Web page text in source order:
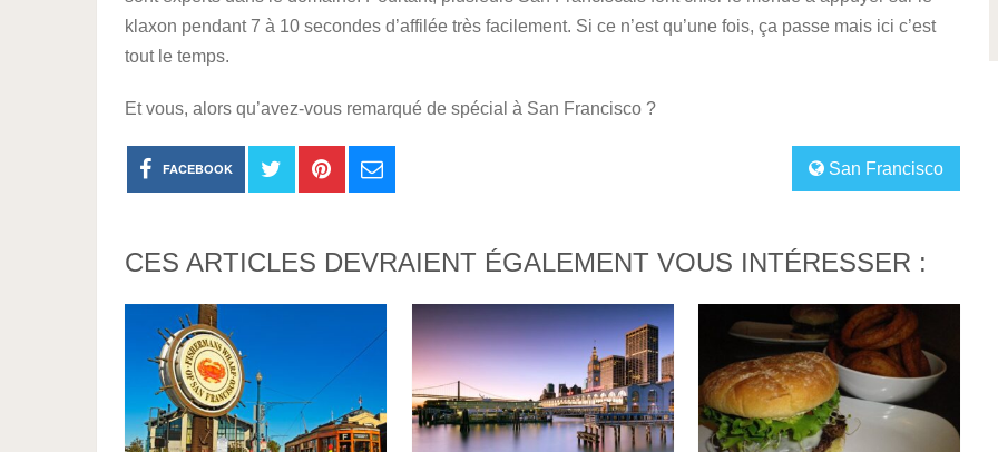
klaxon pendant 7 à 10 secondes d’affilée très facilement. Si ce n’est qu’une fois, ça passe mais ici c’est
tout le temps.
Et vous, alors qu’avez-vous remarqué de spécial à San Francisco ?
San Francisco
FACEBOOK
CES ARTICLES DEVRAIENT ÉGALEMENT VOUS INTÉRESSER :